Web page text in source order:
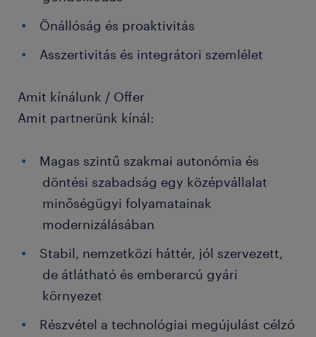
Önállóság és proaktivitás
Asszertivitás és integrátori szemlélet
Amit kínálunk / Offer
Amit partnerünk kínál:
Magas szintű szakmai autonómia és
döntési szabadság egy középvállalat
minőségügyi folyamatainak
modernizálásában
Stabil, nemzetközi háttér, jól szervezett,
de átlátható és emberarcú gyári
környezet
Részvétel a technológiai megújulást célzó